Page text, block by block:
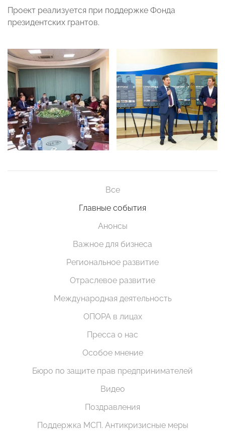
Проект реализуется при поддержке Фонда
президентских грантов.
Все
Главные события
Анонсы
Важное для бизнеса
Региональное развитие
Отраслевое развитие
Международная деятельность
ОПОРА в лицах
Пресса о нас
Особое мнение
Бюро по защите прав предпринимателей
Видео
Поздравления
Поддержка МСП. Антикризисные меры